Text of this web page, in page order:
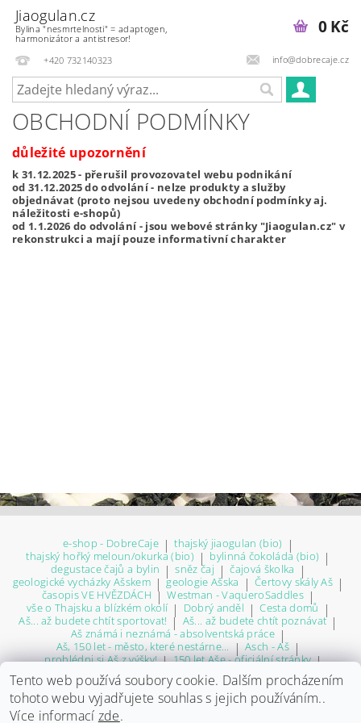
Jiaogulan.cz
Bylina "nesmrtelnosti" = adaptogen,
harmonizátor a antistresor!
+420 732140323
info@dobrecaje.cz
0 Kč
OBCHODNÍ PODMÍNKY
důležité upozornění
k 31.12.2025 - přerušil provozovatel webu podnikání
od 31.12.2025 do odvolání - nelze produkty a služby
objednávat (proto nejsou uvedeny obchodní podmínky aj.
náležitosti e-shopů)
od 1.1.2026 do odvolání - jsou webové stránky "Jiaogulan.cz" v
rekonstrukci a mají pouze informativní charakter
e-shop - DobreCaje | thajský jiaogulan (bio) |
thajský hořký meloun/okurka (bio) | bylinná čokoláda (bio) |
degustace čajů a bylin | sněz čaj | čajová školka |
geologické vycházky Ašskem | geologie Ašska | Čertovy skály Aš |
časopis VE HVĚZDÁCH | Westman - VaqueroSaddles |
vše o Thajsku a blízkém okolí | Dobrý anděl | Cesta domů |
Aš... až budete chtít sportovat! | Aš... až budete chtít poznávat |
Aš známá i neznámá - absolventská práce |
Aš, 150 let - město, které nestárne... | Asch - Aš |
... prohlédni si Aš z výšky! | 150 let Aše - oficiální stránky |
Thonbrunn | Aš - Okna do minulosti - Josef Malý | Ašský web |
město Aš - letecký pohled | p Ašáci! - úspěšné osobnosti Ašska |
Muzeum Aš | LK Jasan Aš | virtuální Aš |
doména TEATENDER.CZ - na prodej! | Na volné noze
Tento web používá soubory cookie. Dalším procházením
tohoto webu vyjadřujete souhlas s jejich používáním..
Více informací zde.